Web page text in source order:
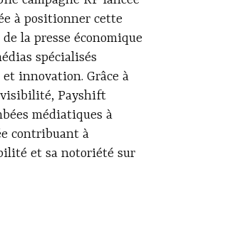
à positionner cette
la presse économique
spécialisés
innovation. Grâce à
Payshift
médiatiques à
contribuant à
et sa notoriété sur